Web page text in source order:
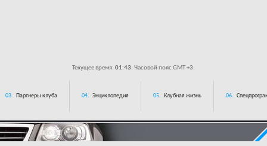
Текущее время: 01:43. Часовой пояс GMT +3.
03. Партнеры клуба 04. Энциклопедия 05. Клубная жизнь 06.